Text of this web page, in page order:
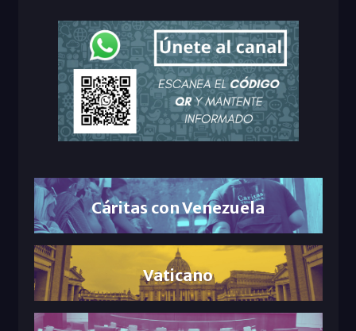
Cáritas con Venezuela
Vaticano